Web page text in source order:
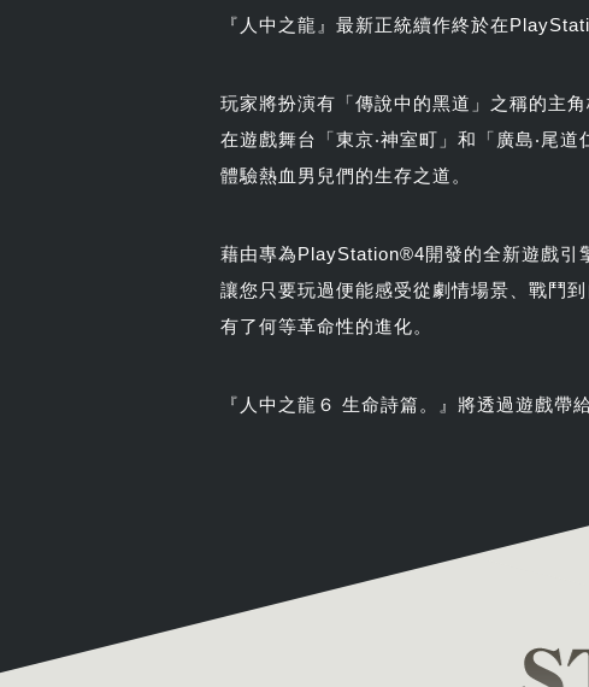
『人中之龍』最新正統續作終於在
玩家將扮演有「傳說中的黑道」之稱的主角
在遊戲舞台「東京‧神室町」和「廣島‧尾道
體驗熱血男兒們的生存之道。
藉由專為PlayStation®4開發的全新遊戲引
讓您只要玩過便能感受從劇情場景、戰鬥到
有了何等革命性的進化。
『人中之龍６ 生命詩篇。』將透過遊戲帶